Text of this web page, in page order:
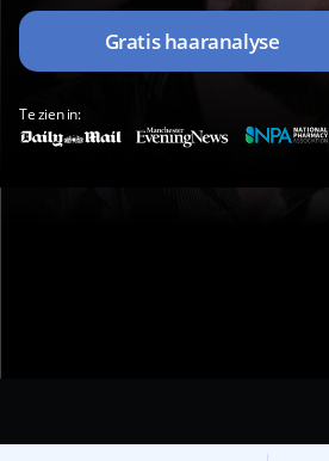
Gratis haaranalyse
Te zien in: